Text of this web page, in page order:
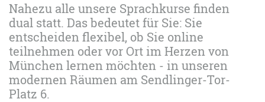
Nahezu alle unsere Sprachkurse finden
dual statt. Das bedeutet für Sie: Sie
entscheiden flexibel, ob Sie online
teilnehmen oder vor Ort im Herzen von
München lernen möchten - in unseren
modernen Räumen am Sendlinger-Tor-
Platz 6.